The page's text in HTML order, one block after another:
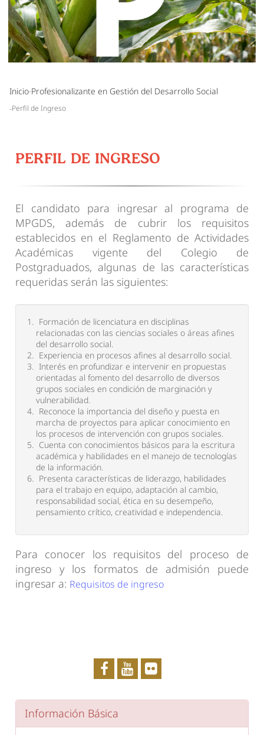
Inicio Profesionalizante en Gestión del Desarrollo Social
Perfil de Ingreso
PERFIL DE INGRESO
El candidato para ingresar al programa de
MPGDS, además de cubrir los requisitos
establecidos en el Reglamento de Actividades
Académicas vigente del Colegio de
Postgraduados, algunas de las características
requeridas serán las siguientes:
Formación de licenciatura en disciplinas
relacionadas con las ciencias sociales o áreas afines
del desarrollo social.
Experiencia en procesos afines al desarrollo social.
Interés en profundizar e intervenir en propuestas
orientadas al fomento del desarrollo de diversos
grupos sociales en condición de marginación y
vulnerabilidad.
Reconoce la importancia del diseño y puesta en
marcha de proyectos para aplicar conocimiento en
los procesos de intervención con grupos sociales.
Cuenta con conocimientos básicos para la escritura
académica y habilidades en el manejo de tecnologías
de la información.
Presenta características de liderazgo, habilidades
para el trabajo en equipo, adaptación al cambio,
responsabilidad social, ética en su desempeño,
pensamiento crítico, creatividad e independencia.
Para conocer los requisitos del proceso de
ingreso y los formatos de admisión puede
ingresar a: Requisitos de ingreso
Información Básica